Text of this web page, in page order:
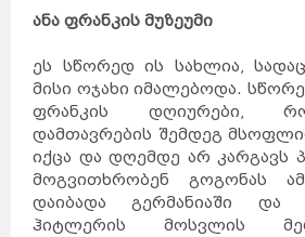
ანა ფრანკის მუზეუმი
ეს სწორედ ის სახლია,
მისი ოჯახი იმალებოდა.
ფრანკის დღიურები,
დამთავრების შემდეგ
იქცა და დღემდე არ კარგავს
მოგვითხრობენ გოგონას
დაიბადა გერმანიაში და
ჰიტლერის მოსვლის